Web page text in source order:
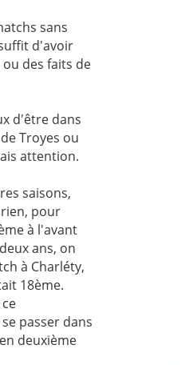
sans
d'avoir
des faits de
d'être dans
Troyes ou
attention.
saisons,
rien, pour
à l'avant
ans, on
à Charléty,
18ème.
passer dans
deuxième